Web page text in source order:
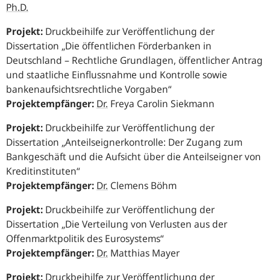
Ph.D.
Projekt: Druckbeihilfe zur Veröffentlichung der
Dissertation „Die öffentlichen Förderbanken in
Deutschland – Rechtliche Grundlagen, öffentlicher Antrag
und staatliche Einflussnahme und Kontrolle sowie
bankenaufsichtsrechtliche Vorgaben“
Projektempfänger: Dr. Freya Carolin Siekmann
Projekt: Druckbeihilfe zur Veröffentlichung der
Dissertation „Anteilseignerkontrolle: Der Zugang zum
Bankgeschäft und die Aufsicht über die Anteilseigner von
Kreditinstituten“
Projektempfänger: Dr. Clemens Böhm
Projekt: Druckbeihilfe zur Veröffentlichung der
Dissertation „Die Verteilung von Verlusten aus der
Offenmarktpolitik des Eurosystems“
Projektempfänger: Dr. Matthias Mayer
Projekt: Druckbeihilfe zur Veröffentlichung der